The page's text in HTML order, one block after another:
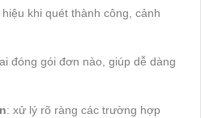
hiệu khi quét thành công, cảnh
đóng gói đơn nào, giúp dễ dàng
: xử lý rõ ràng các trường hợp